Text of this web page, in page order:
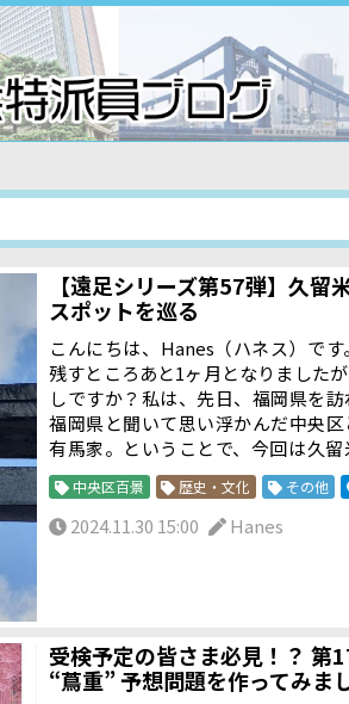
【遠足シリーズ第57弾】久留
スポットを巡る
こんにちは、Hanes（ハネス）で
残すところあと1ヶ月となりました
しですか？私は、先日、福岡県を
福岡県と聞いて思い浮かんだ中央
有馬家。ということで、今回は久
りのスポットを中央区内のスポッ
す。まず訪れたのが、全国の水天
市の水天宮です。
中央区百景 歴史・文化 その他
2024.11.30 15:00 Hanes
受検予定の皆さま必見！？ 第
“蔦重” 予想問題を作ってみま